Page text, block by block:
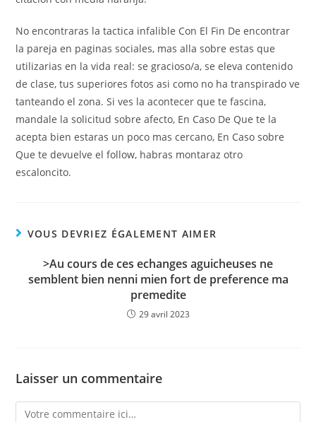
No encontraras la tactica infalible Con El Fin De encontrar
la pareja en paginas sociales, mas alla sobre estas que
utilizarias en la vida real: se gracioso/a, se eleva contenido
de clase, tus superiores fotos asi­ como no ha transpirado ve
tanteando el zona. Si ves la acontecer que te fascina,
mandale la solicitud sobre afecto, En Caso De Que te la
acepta bien estaras un poco mas cercano, En Caso sobre
Que te devuelve el follow, habras montaraz otro
escaloncito.
VOUS DEVRIEZ ÉGALEMENT AIMER
>Au cours de ces echanges aguicheuses ne
semblent bien nenni mien fort de preference ma
premedite
29 avril 2023
Laisser un commentaire
Comment